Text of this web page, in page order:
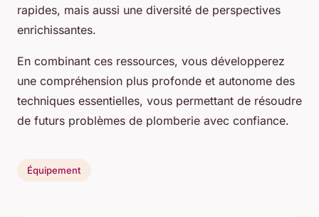
rapides, mais aussi une diversité de perspectives
enrichissantes.
En combinant ces ressources, vous développerez
une compréhension plus profonde et autonome des
techniques essentielles, vous permettant de résoudre
de futurs problèmes de plomberie avec confiance.
Équipement